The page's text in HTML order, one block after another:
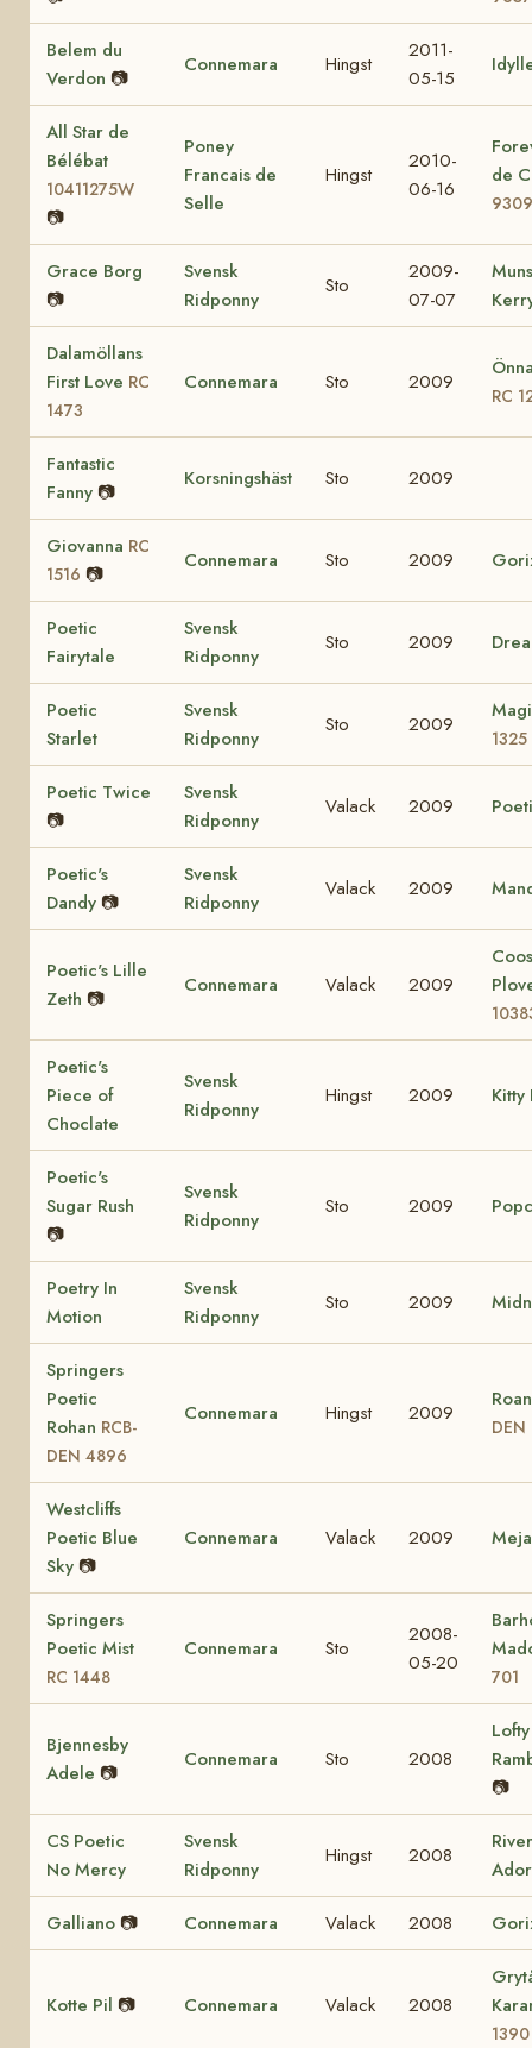
Belem du
Verdon 📷
Connemara Hingst
2011-
05-15
All Star de
Bélébat
10411275W
📷
Poney
Francais de
Selle
Hingst
2010-
06-16
de
Grace Borg
📷
Svensk
Ridponny
Sto
2009-
07-07
Dalamöllans
First Love RC
1473
Connemara Sto 2009
RC
Fantastic
Fanny 📷
Korsningshäst Sto 2009
Giovanna RC
1516 📷
Connemara Sto 2009
Poetic
Fairytale
Svensk
Ridponny
Sto 2009
Poetic
Starlet
Svensk
Ridponny
Sto 2009
1325
Poetic Twice
📷
Svensk
Ridponny
Valack 2009
Poetic's
Dandy 📷
Svensk
Ridponny
Valack 2009
Poetic's Lille
Zeth 📷
Connemara Valack 2009
Poetic's
Piece of
Choclate
Svensk
Ridponny
Hingst 2009 Kitty
Poetic's
Sugar Rush
📷
Svensk
Ridponny
Sto 2009
Poetry In
Motion
Svensk
Ridponny
Sto 2009
Springers
Poetic
Rohan RCB-
DEN 4896
Connemara Hingst 2009
Westcliffs
Poetic Blue
Sky 📷
Connemara Valack 2009
Springers
Poetic Mist
RC 1448
Connemara Sto
2008-
05-20
701
Bjennesby
Adele 📷
Connemara Sto 2008
📷
CS Poetic
No Mercy
Svensk
Ridponny
Hingst 2008
Galliano 📷 Connemara Valack 2008
Kotte Pil 📷 Connemara Valack 2008
1390